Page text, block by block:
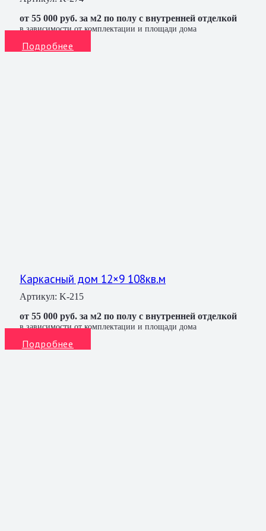
от 55 000 руб. за м2 по полу с внутренней отделкой
в зависимости от комплектации и площади дома
Подробнее
Каркасный дом 12×9 108кв.м
Артикул: K-215
от 55 000 руб. за м2 по полу с внутренней отделкой
в зависимости от комплектации и площади дома
Подробнее